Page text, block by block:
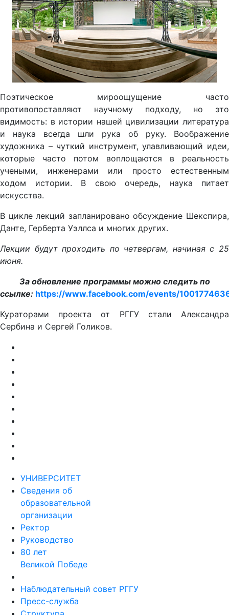
Поэтическое мироощущение часто
противопоставляют научному подходу, но это
видимость: в истории нашей цивилизации литература
и наука всегда шли рука об руку. Воображение
художника – чуткий инструмент, улавливающий идеи,
которые часто потом воплощаются в реальность
учеными, инженерами или просто естественным
ходом истории. В свою очередь, наука питает
искусства.
В цикле лекций запланировано обсуждение Шекспира,
Данте, Герберта Уэллса и многих других.
Лекции будут проходить по четвергам, начиная с 25
июня.
За обновление программы можно следить по
ссылке: https://www.facebook.com/events/
Кураторами проекта от РГГУ стали Александра
Сербина и Сергей Голиков.
УНИВЕРСИТЕТ
Сведения об
образовательной
организации
Ректор
Руководство
80 лет
Великой Победе
Наблюдательный совет РГГУ
Пресс-служба